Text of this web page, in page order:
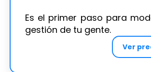
Es el primer paso para
gestión de tu gente.
Ver